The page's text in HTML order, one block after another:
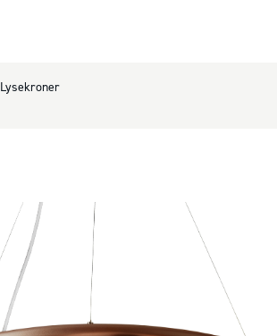
Lysekroner